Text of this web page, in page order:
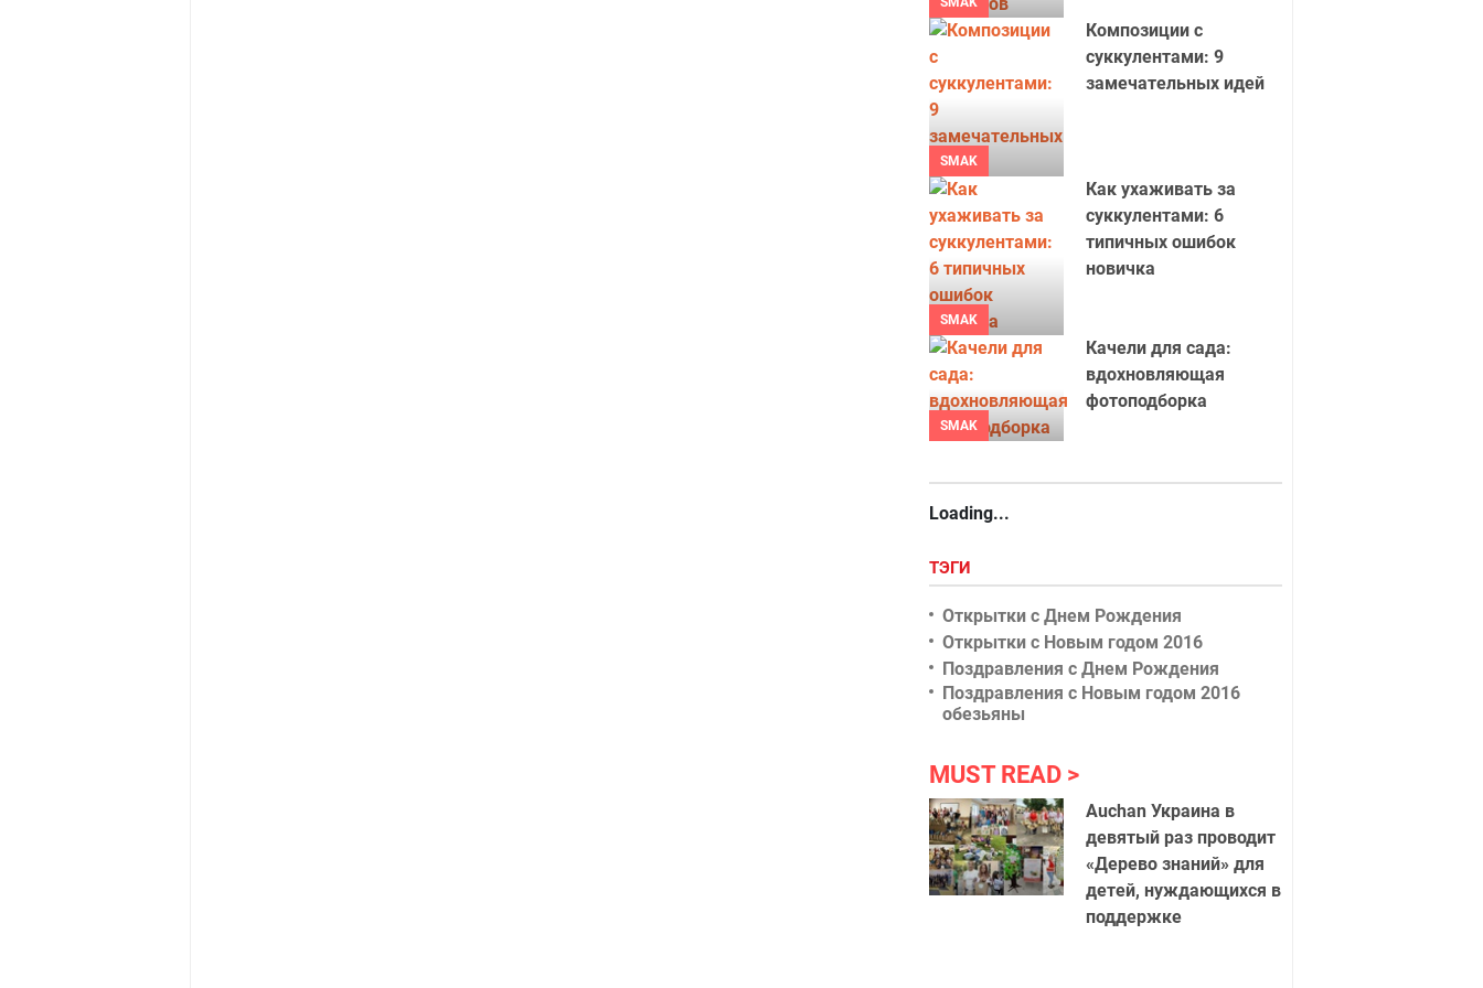
SMAK
Композиции с
суккулентами: 9
замечательных идей
SMAK
Как ухаживать за
суккулентами: 6
типичных ошибок
новичка
SMAK
Качели для сада:
вдохновляющая
фотоподборка
Loading...
ТЭГИ
Открытки с Днем Рождения
Открытки с Новым годом 2016
Поздравления с Днем Рождения
Поздравления с Новым годом 2016
обезьяны
MUST READ
Auchan Украина в
девятый раз проводит
«Дерево знаний» для
детей, нуждающихся в
поддержке